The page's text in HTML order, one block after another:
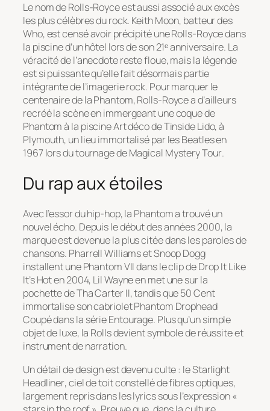
Le nom de Rolls-Royce est aussi associé aux excès
les plus célèbres du rock. Keith Moon, batteur des
Who, est censé avoir précipité une Rolls-Royce dans
la piscine d’un hôtel lors de son 21ᵉ anniversaire. La
véracité de l’anecdote reste floue, mais la légende
est si puissante qu’elle fait désormais partie
intégrante de l’imagerie rock. Pour marquer le
centenaire de la Phantom, Rolls-Royce a d’ailleurs
recréé la scène en immergeant une coque de
Phantom à la piscine Art déco de Tinside Lido, à
Plymouth, un lieu immortalisé par les Beatles en
1967 lors du tournage deMagical Mystery Tour.
Du rap aux étoiles
Avec l’essor du hip-hop, la Phantom a trouvé un
nouvel écho. Depuis le début des années 2000, la
marque est devenue la plus citée dans les paroles de
chansons. Pharrell Williams et Snoop Dogg
installent une Phantom VII dans le clip deDrop It Like
It’s Hoten 2004, Lil Wayne en met une sur la
pochette deTha Carter II, tandis que 50 Cent
immortalise son cabriolet Phantom Drophead
Coupé dans la sérieEntourage. Plus qu’un simple
objet de luxe, la Rolls devient symbole de réussite et
instrument de narration.
Un détail de design est devenu culte : leStarlight
Headliner, ciel de toit constellé de fibres optiques,
largement repris dans les lyrics sous l’expression «